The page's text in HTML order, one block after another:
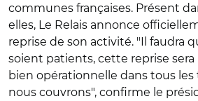
communes françaises. Présent
elles, Le Relais annonce
reprise de son activité. "Il faudra
soient patients, cette reprise sera
bien opérationnelle dans tous
nous couvrons", confirme le